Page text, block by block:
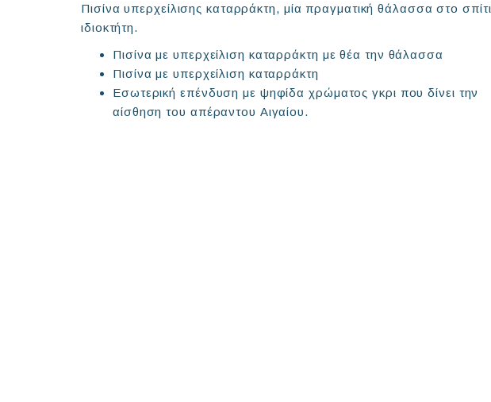
Πισίνα υπερχείλισης καταρράκτη, μία πραγματική θάλασσα στο
ιδιοκτήτη.
Πισίνα με υπερχείλιση καταρράκτη με θέα την θάλασσα
Πισίνα με υπερχείλιση καταρράκτη
Εσωτερική επένδυση με ψηφίδα χρώματος γκρι που δίνει την
αίσθηση του απέραντου Αιγαίου.